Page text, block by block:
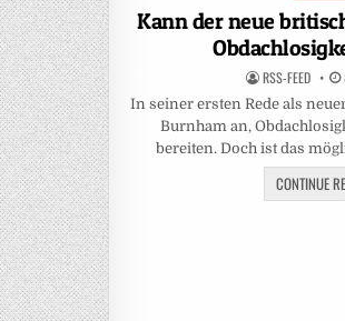
in
Kann der neue
RSS-FEED
In seiner ersten Rede als
Burnham an,
bereiten. Doch ist das
CONTINUE